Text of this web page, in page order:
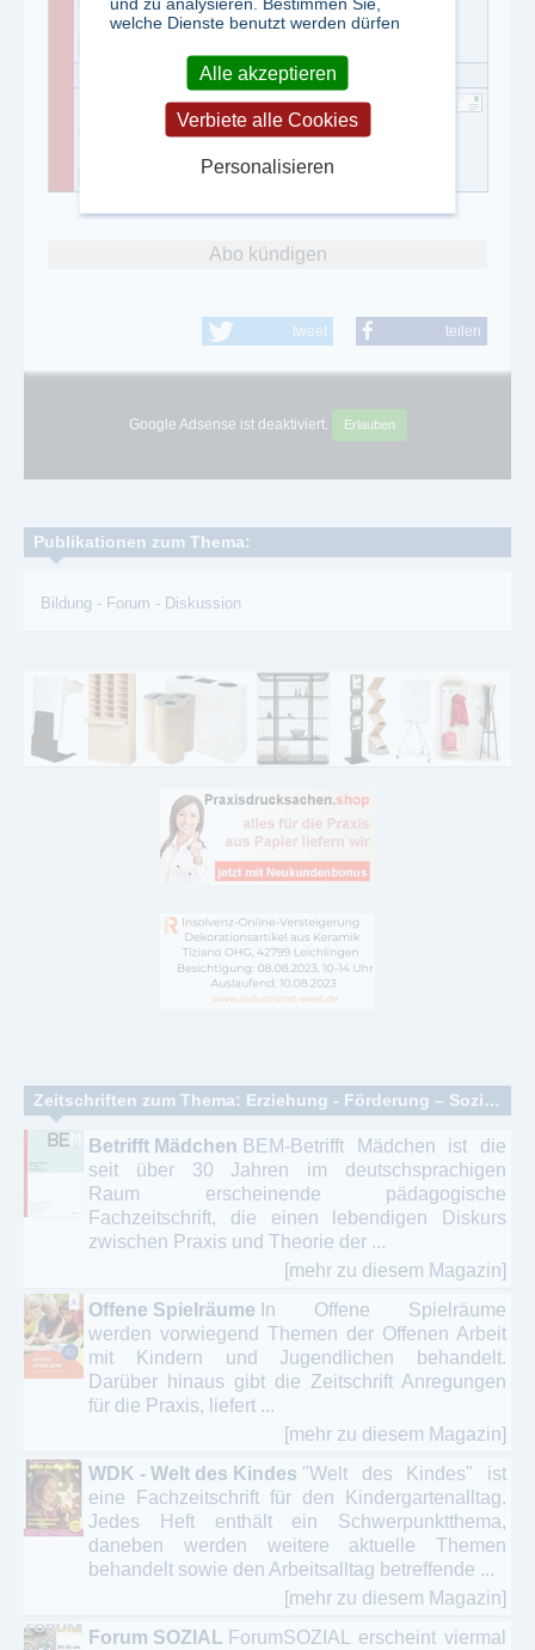
0551/99950-526
Hogrefe Verlag GmbH & Co. KG
0551/99950-0
0551/99950-111
Abo kündigen
tweet teilen
Google Adsense ist deaktiviert. Erlauben
Publikationen zum Thema:
Bildung - Forum - Diskussion
Zeitschriften zum Thema: Erziehung - Förderung – Sozialisation
Betrifft Mädchen BEM-Betrifft Mädchen ist die
seit über 30 Jahren im deutschsprachigen
Raum erscheinende pädagogische
Fachzeitschrift, die einen lebendigen Diskurs
zwischen Praxis und Theorie der ...
[mehr zu diesem Magazin]
Offene Spielräume In Offene Spielräume
werden vor­wiegend Themen der Offenen Arbeit
mit Kindern und Ju­gendli­chen behandelt.
Darüber hinaus gibt die Zeitschrift Anregungen
für die Praxis, liefert ...
[mehr zu diesem Magazin]
WDK - Welt des Kindes "Welt des Kindes" ist
eine Fachzeitschrift für den Kindergartenalltag.
Jedes Heft enthält ein Schwerpunktthema,
daneben werden weitere aktuelle Themen
behandelt sowie den Arbeitsalltag betreffende ...
[mehr zu diesem Magazin]
Forum SOZIAL ForumSOZIAL erscheint viermal
welche Dienste benutzt werden dürfen
Alle akzeptieren
Verbiete alle Cookies
Personalisieren